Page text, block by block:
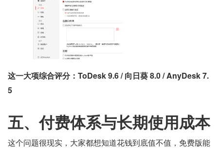
这一大项综合评分：ToDesk 9.6 / 向日葵 8.0 / AnyDesk 7.
5
五、付费体系与长期使用成本
这个问题很现实，大家都想知道花钱到底值不值，免费版能